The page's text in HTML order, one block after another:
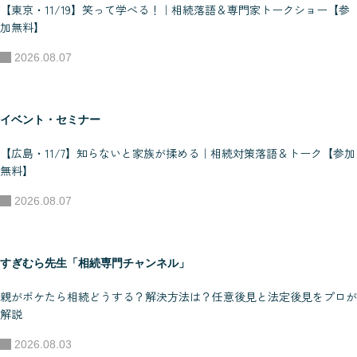
【東京・11/19】笑って学べる！｜相続落語＆専門家トークショー【参
加無料】
2026.08.07
イベント・セミナー
【広島・11/7】知らないと家族が揉める｜相続対策落語＆トーク【参加
無料】
2026.08.07
すぎむら先生「相続専門チャンネル」
親がボケたら相続どうする？解決方法は？任意後見と法定後見をプロが
解説
2026.08.03